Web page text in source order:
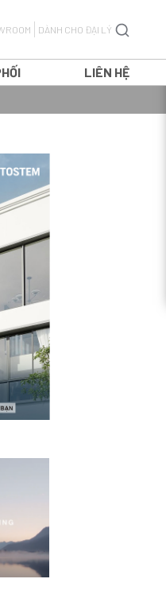
DÀNH CHO ĐẠI LÝ
LẬT
LIÊN HỆ